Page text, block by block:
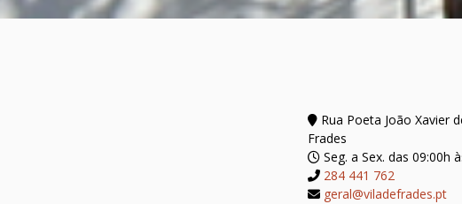
Rua Poeta João Xavier
Frades
Seg. a Sex. das 09:00h
284 441 762
geral@viladefrades.pt